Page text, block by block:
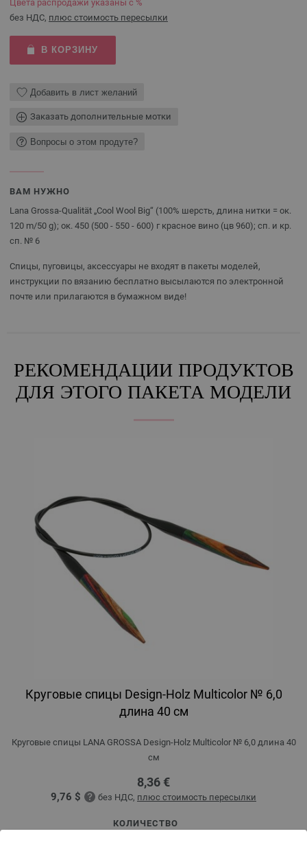
Цвета распродажи указаны с %
без НДС, плюс стоимость пересылки
В КОРЗИНУ
Добавить в лист желаний
Заказать дополнительные мотки
Вопросы о этом продуте?
ВАМ НУЖНО
Lana Grossa-Qualität „Cool Wool Big“ (100% шерсть, длина нитки = ок.
120 m/50 g); ок. 450 (500 - 550 - 600) г красное вино (цв 960); сп. и кр.
сп. № 6
Спицы, пуговицы, аксессуары не входят в пакеты моделей,
инструкции по вязанию бесплатно высылаются по электронной
почте или прилагаются в бумажном виде!
РЕКОМЕНДАЦИИ ПРОДУКТОВ
ДЛЯ ЭТОГО ПАКЕТА МОДЕЛИ
Круговые спицы Design-Holz Multicolor № 6,0
длина 40 см
Круговые спицы LANA GROSSA Design-Holz Multicolor № 6,0 длина 40
см
8,36 €
9,76 $ без НДС, плюс стоимость пересылки
КОЛИЧЕСТВО